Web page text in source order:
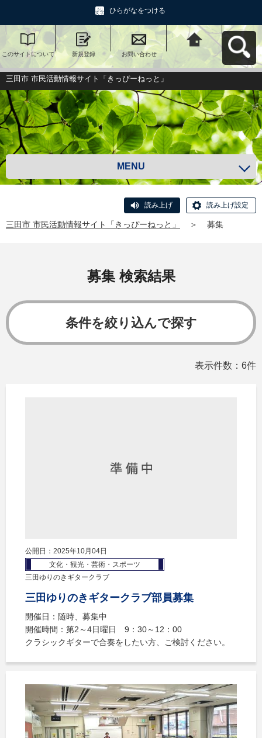
ひらがなをつける
このサイトについて 新規登録 お問い合わせ
三田市 市民活動情報
サイト「きっぴーね
っと」へ戻る
三田市 市民活動情報サイト「きっぴーねっと」
MENU
読み上げ 読み上げ設定
三田市 市民活動情報サイト「きっぴーねっと」 ＞ 募集
募集 検索結果
条件を絞り込んで探す
表示件数：6件
公開日：2025年10月04日
文化・観光・芸術・スポーツ
三田ゆりのきギタークラブ
三田ゆりのきギタークラブ部員募集
開催日：随時、募集中
開催時間：第2～4日曜日 9：30～12：00
クラシックギターで合奏をしたい方、ご検討ください。